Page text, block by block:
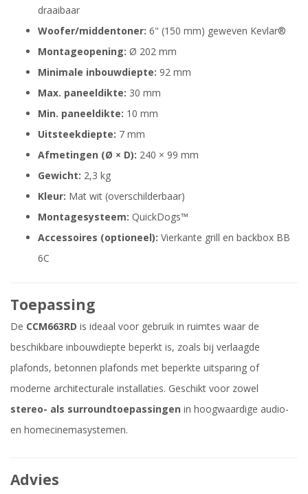
draaibaar
Woofer/middentoner: 6" (150 mm) geweven Kevlar®
Montageopening: Ø 202 mm
Minimale inbouwdiepte: 92 mm
Max. paneeldikte: 30 mm
Min. paneeldikte: 10 mm
Uitsteekdiepte: 7 mm
Afmetingen (Ø × D): 240 × 99 mm
Gewicht: 2,3 kg
Kleur: Mat wit (overschilderbaar)
Montagesysteem: QuickDogs™
Accessoires (optioneel): Vierkante grill en backbox BB
6C
Toepassing
De CCM663RD is ideaal voor gebruik in ruimtes waar de
beschikbare inbouwdiepte beperkt is, zoals bij verlaagde
plafonds, betonnen plafonds met beperkte uitsparing of
moderne architecturale installaties. Geschikt voor zowel
stereo- als surroundtoepassingen in hoogwaardige audio-
en homecinemasystemen.
Advies